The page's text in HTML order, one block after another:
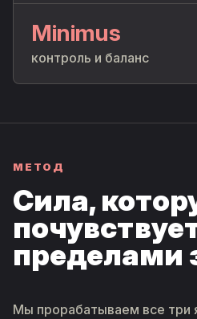
Minimus
контроль и баланс
МЕТОД
Сила,
пределами
Мы прорабатываем все